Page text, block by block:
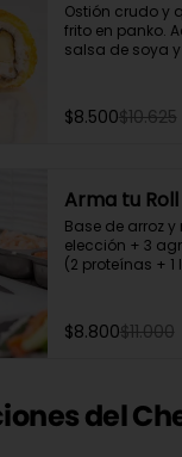
Ostión crudo y
frito en panko.
salsa de soya
$8.500$10.625
Arma tu
Base de arroz
elección + 3
(2 proteínas + 1
$8.800$11.000
del